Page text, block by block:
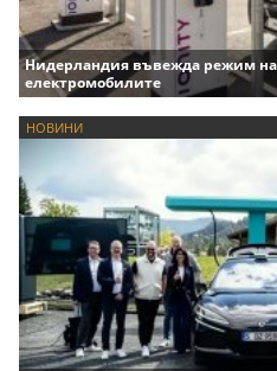
Нидерландия въвежда режим на
електромобилите
НОВИНИ